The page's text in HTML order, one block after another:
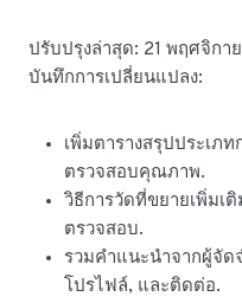
ปรับปรุงล่าสุด: 21 พฤศจิกา
บันทึกการเปลี่ยนแปลง:
เพิ่มตารางสรุปประเภ
ตรวจสอบคุณภาพ.
วิธีการวัดที่ขยายเพิ่มเ
ตรวจสอบ.
รวมคำแนะนำจากผู้จัด
โปรไฟล์, และติดต่อ.